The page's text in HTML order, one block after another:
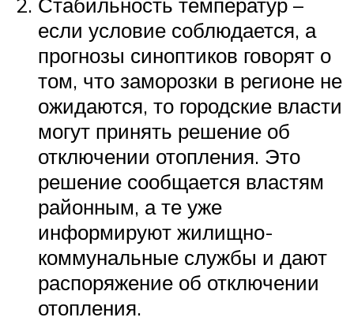
если условие соблюдается, а
прогнозы синоптиков говорят о
том, что заморозки в регионе не
ожидаются, то городские власти
могут принять решение об
отключении отопления. Это
решение сообщается властям
районным, а те уже
информируют жилищно-
коммунальные службы и дают
распоряжение об отключении
отопления.